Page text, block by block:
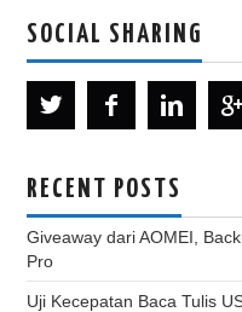
SOCIAL SHARING
RECENT POSTS
Giveaway dari AOMEI,
Pro
Uji Kecepatan Baca Tulis